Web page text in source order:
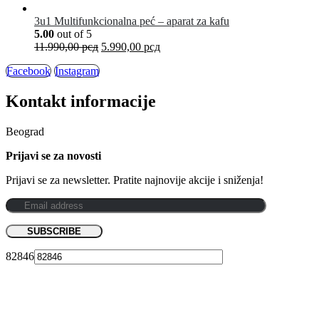
3u1 Multifunkcionalna peć – aparat za kafu
5.00 out of 5
11.990,00рсд 5.990,00 рсд
Facebook Instagram
Kontakt informacije
Beograd
Prijavi se za novosti
Prijavi se za newsletter. Pratite najnovije akcije i sniženja!
82846